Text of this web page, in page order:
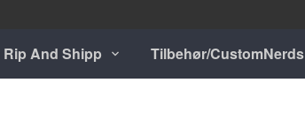
And Shipp Tilbehør/CustomNerds